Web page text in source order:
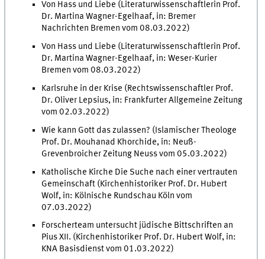
Von Hass und Liebe (Literaturwissenschaftlerin Prof.
Dr. Martina Wagner-Egelhaaf, in: Bremer
Nachrichten Bremen vom 08.03.2022)
Von Hass und Liebe (Literaturwissenschaftlerin Prof.
Dr. Martina Wagner-Egelhaaf, in: Weser-Kurier
Bremen vom 08.03.2022)
Karlsruhe in der Krise (Rechtswissenschaftler Prof.
Dr. Oliver Lepsius, in: Frankfurter Allgemeine Zeitung
vom 02.03.2022)
Wie kann Gott das zulassen? (Islamischer Theologe
Prof. Dr. Mouhanad Khorchide, in: Neuß-
Grevenbroicher Zeitung Neuss vom 05.03.2022)
Katholische Kirche Die Suche nach einer vertrauten
Gemeinschaft (Kirchenhistoriker Prof. Dr. Hubert
Wolf, in: Kölnische Rundschau Köln vom
07.03.2022)
Forscherteam untersucht jüdische Bittschriften an
Pius XII. (Kirchenhistoriker Prof. Dr. Hubert Wolf, in:
KNA Basisdienst vom 01.03.2022)